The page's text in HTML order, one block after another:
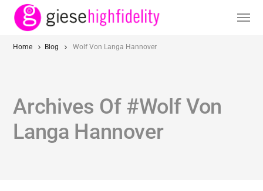
Home Blog Wolf Von Langa Hannover
Archives Of #Wolf Von
Langa Hannover